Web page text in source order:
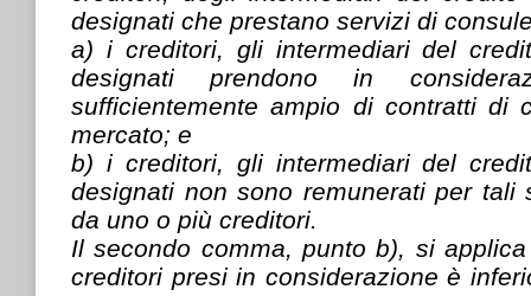
designati che prestano servizi di
a) i creditori, gli intermediari del
designati prendono in
sufficientemente ampio di contratti di
mercato; e
b) i creditori, gli intermediari del
designati non sono remunerati per tali
da uno o più creditori.
Il secondo comma, punto b), si
creditori presi in considerazione è